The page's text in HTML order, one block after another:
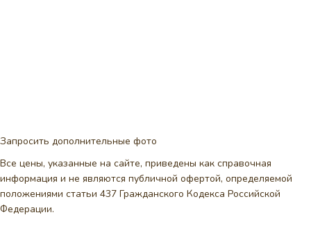
Запросить дополнительные фото
Все цены, указанные на сайте, приведены как справочная
информация и не являются публичной офертой, определяемой
положениями статьи 437 Гражданского Кодекса Российской
Федерации.